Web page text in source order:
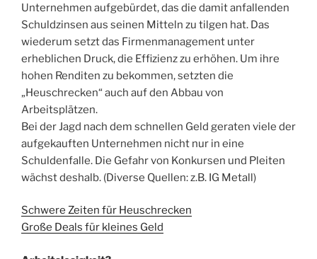
Unternehmen aufgebürdet, das die damit anfallenden
Schuldzinsen aus seinen Mitteln zu tilgen hat. Das
wiederum setzt das Firmenmanagement unter
erheblichen Druck, die Effizienz zu erhöhen. Um ihre
hohen Renditen zu bekommen, setzten die
„Heuschrecken“ auch auf den Abbau von
Arbeitsplätzen.
Bei der Jagd nach dem schnellen Geld geraten viele der
aufgekauften Unternehmen nicht nur in eine
Schuldenfalle. Die Gefahr von Konkursen und Pleiten
wächst deshalb. (Diverse Quellen: z.B. IG Metall)
Schwere Zeiten für Heuschrecken
Große Deals für kleines Geld